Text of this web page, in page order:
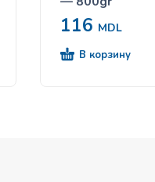
116 MDL
В корзину